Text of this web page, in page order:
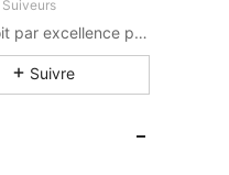
Slay votre quotidien avec Slaydiva - l'endroit par excellence pour tout ce qui est hot !
Suivre